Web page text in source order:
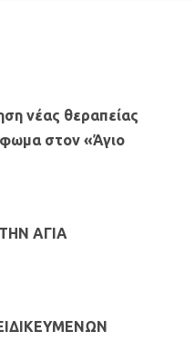
νέας θεραπείας
στον «Άγιο
ΑΓΙΑ